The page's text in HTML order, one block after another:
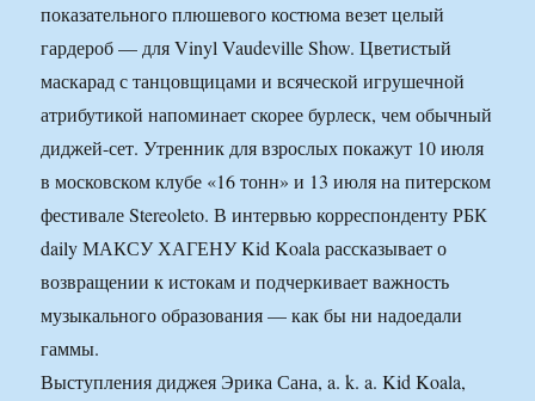
показательного плюшевого костюма везет целый
гардероб — для Vinyl Vaudeville Show. Цветистый
маскарад с танцовщицами и всяческой игрушечной
атрибутикой напоминает скорее бурлеск, чем обычный
диджей-сет. Утренник для взрослых покажут 10 июля
в московском клубе «16 тонн» и 13 июля на питерском
фестивале Stereoleto. В интервью корреспонденту РБК
daily МАКСУ ХАГЕНУ Kid Koala рассказывает о
возвращении к истокам и подчеркивает важность
музыкального образования — как бы ни надоедали
гаммы.
Выступления диджея Эрика Сана, a. k. a. Kid Koala,